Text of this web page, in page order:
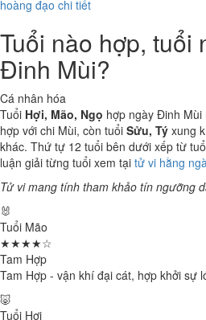
hoàng đạo chi tiết
Tuổi nào hợp, tuổi
Đinh Mùi?
Cá nhân hóa
Tuổi Hợi, Mão, Ngọ hợp ngày Đinh
hợp với chi Mùi, còn tuổi Sửu, Tý xung
khác. Thứ tự 12 tuổi bên dưới xếp từ
luận giải từng tuổi xem tại tử vi hằng
Tử vi mang tính tham khảo tín ngưỡng
🐰
Tuổi Mão
★★★★☆
Tam Hợp
Tam Hợp - vận khí đại cát, hợp khởi sự
🐷
Tuổi Hợi